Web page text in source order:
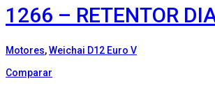
1266 – RETENTOR
Motores,Weichai D12 Euro V
Comparar